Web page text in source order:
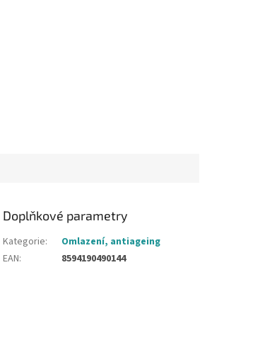
Doplňkové parametry
Kategorie:
Omlazení, antiageing
EAN: 8594190490144